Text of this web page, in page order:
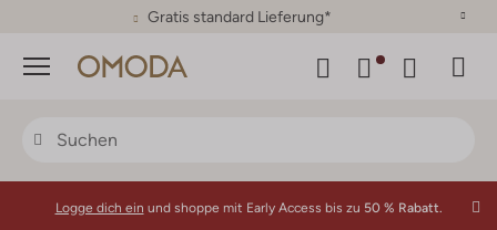
30 Tage Rückgaberecht
Menü
Logge dich ein und shoppe mit Early Access bis zu 50 % Rabatt.